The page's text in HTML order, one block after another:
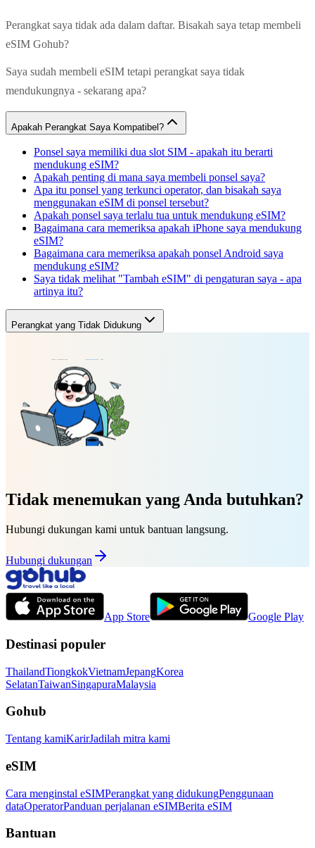
Perangkat saya tidak ada dalam daftar. Bisakah saya tetap membeli
eSIM Gohub?
Saya sudah membeli eSIM tetapi perangkat saya tidak
mendukungnya - sekarang apa?
Apakah Perangkat Saya Kompatibel?
Ponsel saya memiliki dua slot SIM - apakah itu berarti
mendukung eSIM?
Apakah penting di mana saya membeli ponsel saya?
Apa itu ponsel yang terkunci operator, dan bisakah saya
menggunakan eSIM di ponsel tersebut?
Apakah ponsel saya terlalu tua untuk mendukung eSIM?
Bagaimana cara memeriksa apakah iPhone saya mendukung
eSIM?
Bagaimana cara memeriksa apakah ponsel Android saya
mendukung eSIM?
Saya tidak melihat "Tambah eSIM" di pengaturan saya - apa
artinya itu?
Perangkat yang Tidak Didukung
Tidak menemukan yang Anda butuhkan?
Hubungi dukungan kami untuk bantuan langsung.
Hubungi dukungan
App Store Google Play
Destinasi populer
ThailandTiongkokVietnamJepangKorea
SelatanTaiwanSingapuraMalaysia
Gohub
Tentang kamiKarirJadilah mitra kami
eSIM
Cara menginstal eSIMPerangkat yang didukungPenggunaan
dataOperatorPanduan perjalanan eSIMBerita eSIM
Bantuan